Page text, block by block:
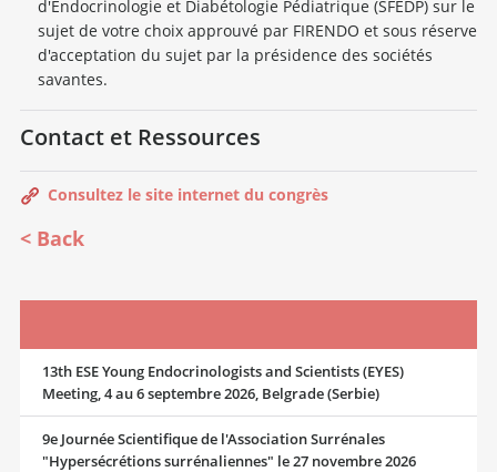
d'Endocrinologie et Diabétologie Pédiatrique (SFEDP) sur le
sujet de votre choix approuvé par FIRENDO et sous réserve
d'acceptation du sujet par la présidence des sociétés
savantes.
Contact et Ressources
Consultez le site internet du congrès
Back
13th ESE Young Endocrinologists and Scientists (EYES)
Meeting, 4 au 6 septembre 2026, Belgrade (Serbie)
9e Journée Scientifique de l'Association Surrénales
"Hypersécrétions surrénaliennes" le 27 novembre 2026